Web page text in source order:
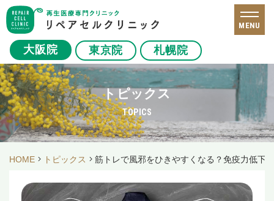
大阪院 東京院 札幌院
MENU
トピックス
TOPICS
HOME トピックス 筋トレで風邪をひきやすくなる？免疫力低下